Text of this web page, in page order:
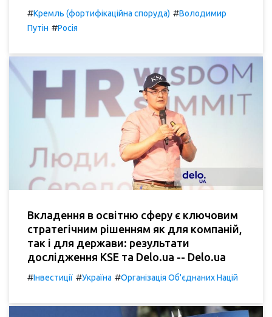
#Кремль (фортифікаційна споруда) #Володимир
Путін #Росія
Вкладення в освітню сферу є ключовим
стратегічним рішенням як для компаній,
так і для держави: результати
дослідження KSE та Delo.ua -- Delo.ua
#Інвестиції #Україна #Організація Об'єднаних Націй